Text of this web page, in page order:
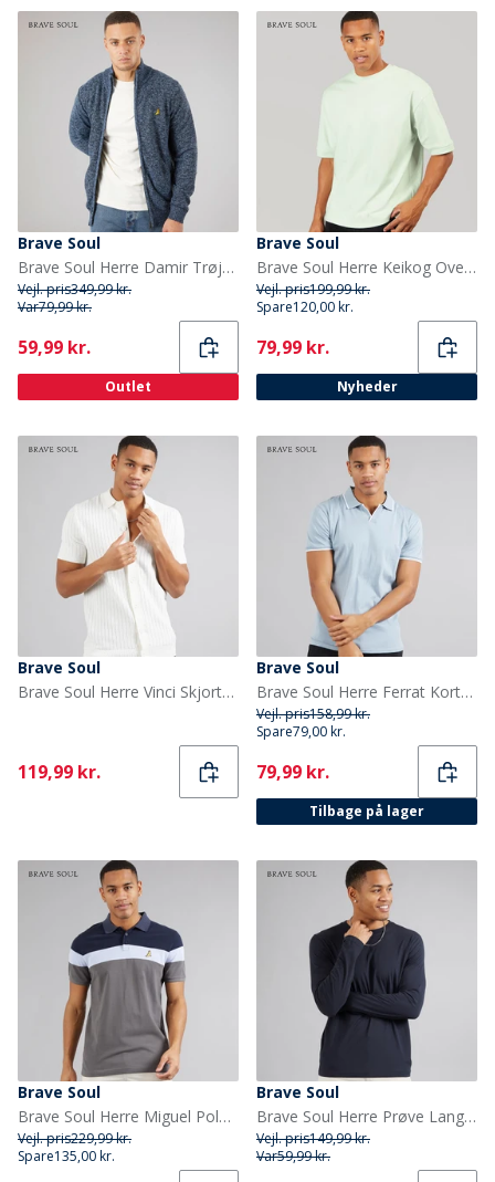
Brave Soul
Brave Soul Herre Damir Trøjer Blå
Vejl. pris349,99 kr.
Var79,99 kr.
Current
59,99 kr.
Outlet
Brave Soul
Brave Soul Herre Keikog Oversized T-shirt Washed Mint
Vejl. pris199,99 kr.
Spare120,00 kr.
Current
79,99 kr.
Nyheder
Brave Soul
Brave Soul Herre Vinci Skjorter med korte ærmer Hvid
Current
119,99 kr.
Brave Soul
Brave Soul Herre Ferrat Kortærmet poloer Flerfarvet
Vejl. pris158,99 kr.
Spare79,00 kr.
Current
79,99 kr.
Tilbage på lager
Brave Soul
Brave Soul Herre Miguel Polo Shirt Dark Navy
Vejl. pris229,99 kr.
Spare135,00 kr.
Brave Soul
Brave Soul Herre Prøve Langærmet Top Marineblå
Vejl. pris149,99 kr.
Var59,99 kr.